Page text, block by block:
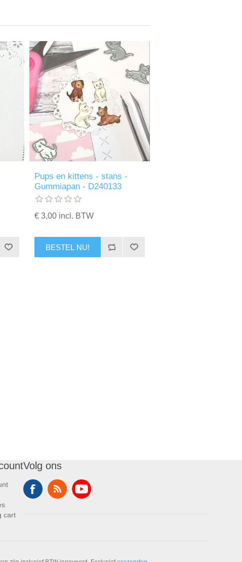
Pups en kittens - stans -
Gummiapan - D240133
€ 3,00 incl. BTW
BESTEL NU!
cart
Volg ons